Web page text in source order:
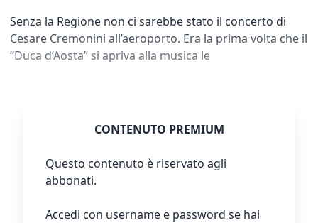
Senza la Regione non ci sarebbe stato il concerto di
Cesare Cremonini all’aeroporto. Era la prima volta che il
“Duca d’Aosta” si apriva alla musica le
CONTENUTO PREMIUM
Questo contenuto è riservato agli
abbonati.
Accedi con username e password se hai